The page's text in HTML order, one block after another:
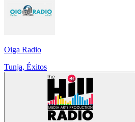
Oiga Radio
Tunja, Éxitos